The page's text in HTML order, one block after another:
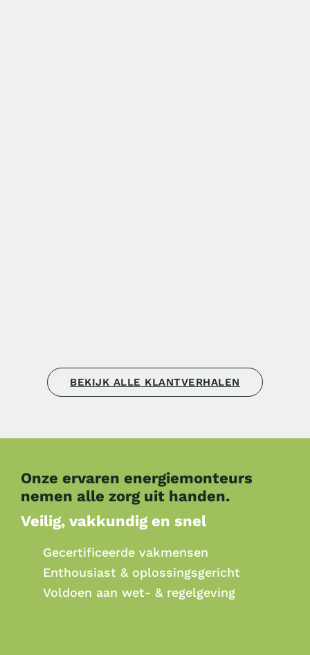
BEKIJK ALLE KLANTVERHALEN
Onze ervaren energiemonteurs
nemen alle zorg uit handen.
Veilig, vakkundig en snel
Gecertificeerde vakmensen
Enthousiast & oplossingsgericht
Voldoen aan wet- & regelgeving